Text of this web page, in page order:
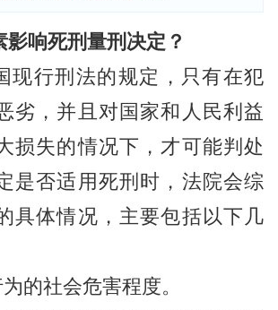
影响死刑量刑决定？
现行刑法的规定，只有在犯
劣，并且对国家和人民利益
损失的情况下，才可能判处
是否适用死刑时，法院会综
具体情况，主要包括以下几
的社会危害程度。